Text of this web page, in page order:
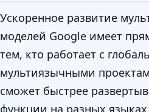
Ускоренное развитие
моделей Google имеет
тем, кто работает с
мультиязычными
сможет быстрее